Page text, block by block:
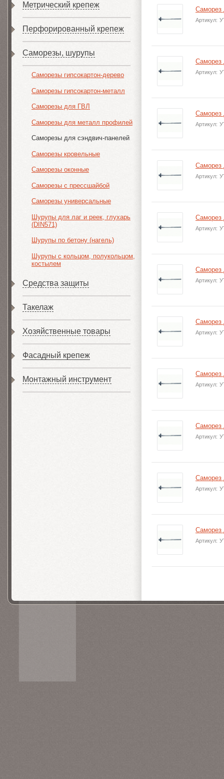
Метрический крепеж
Перфорированный крепеж
Саморезы, шурупы
Саморезы гипсокартон-дерево
Саморезы гипсокартон-металл
Саморезы для ГВЛ
Саморезы для металл профилей
Саморезы для сэндвич-панелей
Саморезы кровельные
Саморезы оконные
Саморезы с прессшайбой
Саморезы универсальные
Шурупы для лаг и реек, глухарь
(DIN571)
Шурупы по бетону (нагель)
Шурупы с кольцом, полукольцом,
костылем
Средства защиты
Такелаж
Хозяйственные товары
Фасадный крепеж
Монтажный инструмент
Саморез
Артикул:
Саморез
Артикул:
Саморез
Артикул:
Саморез
Артикул:
Саморез
Артикул:
Саморез
Артикул:
Саморез
Артикул:
Саморез
Артикул:
Саморез
Артикул:
Саморез
Артикул:
Саморез
Артикул: